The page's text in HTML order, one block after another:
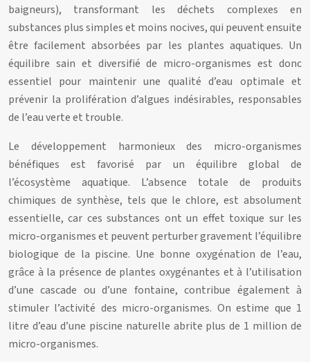
baigneurs), transformant les déchets complexes en
substances plus simples et moins nocives, qui peuvent ensuite
être facilement absorbées par les plantes aquatiques. Un
équilibre sain et diversifié de micro-organismes est donc
essentiel pour maintenir une qualité d’eau optimale et
prévenir la prolifération d’algues indésirables, responsables
de l’eau verte et trouble.
Le développement harmonieux des micro-organismes
bénéfiques est favorisé par un équilibre global de
l’écosystème aquatique. L’absence totale de produits
chimiques de synthèse, tels que le chlore, est absolument
essentielle, car ces substances ont un effet toxique sur les
micro-organismes et peuvent perturber gravement l’équilibre
biologique de la piscine. Une bonne oxygénation de l’eau,
grâce à la présence de plantes oxygénantes et à l’utilisation
d’une cascade ou d’une fontaine, contribue également à
stimuler l’activité des micro-organismes. On estime que 1
litre d’eau d’une piscine naturelle abrite plus de 1 million de
micro-organismes.